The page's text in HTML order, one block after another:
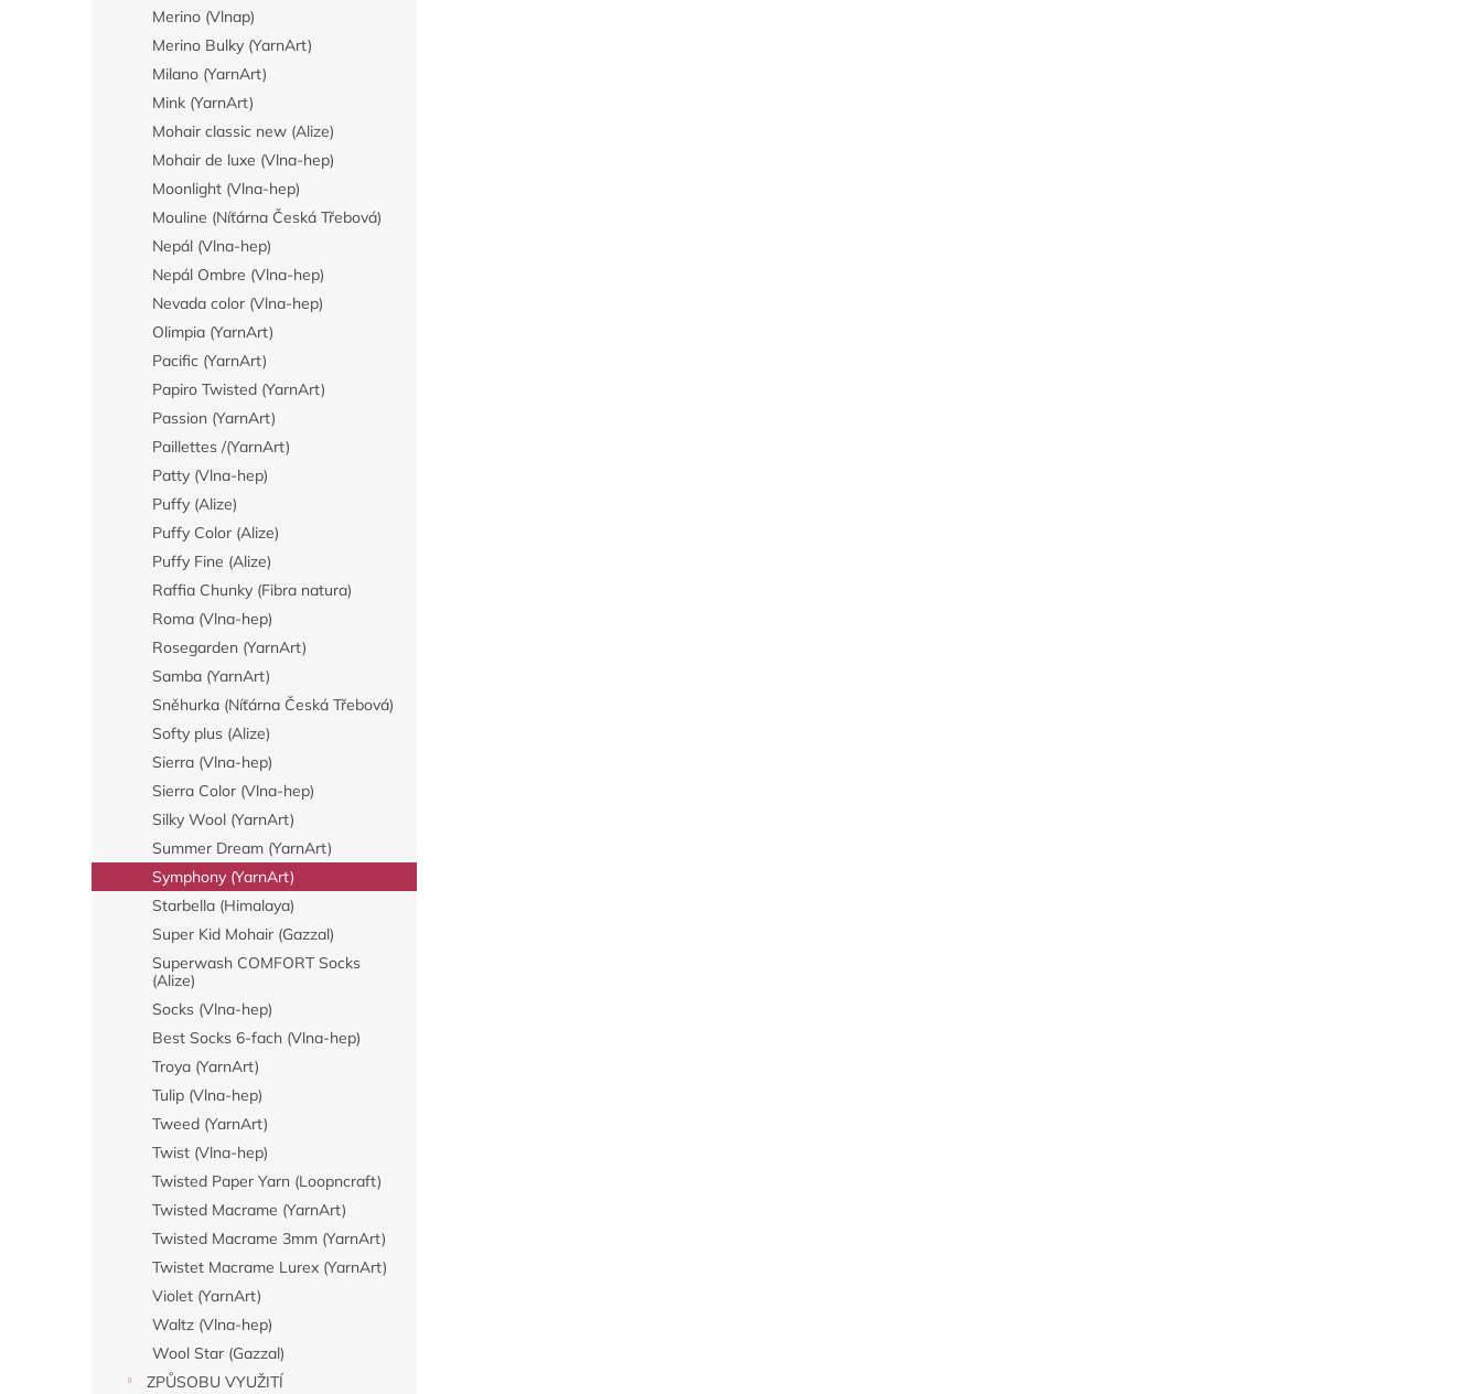
Merino (Vlnap)
Merino Bulky (YarnArt)
Milano (YarnArt)
Mink (YarnArt)
Mohair classic new (Alize)
Mohair de luxe (Vlna-hep)
Moonlight (Vlna-hep)
Mouline (Níťárna Česká Třebová)
Nepál (Vlna-hep)
Nepál Ombre (Vlna-hep)
Nevada color (Vlna-hep)
Olimpia (YarnArt)
Pacific (YarnArt)
Papiro Twisted (YarnArt)
Passion (YarnArt)
Paillettes /(YarnArt)
Patty (Vlna-hep)
Puffy (Alize)
Puffy Color (Alize)
Puffy Fine (Alize)
Raffia Chunky (Fibra natura)
Roma (Vlna-hep)
Rosegarden (YarnArt)
Samba (YarnArt)
Sněhurka (Níťárna Česká Třebová)
Softy plus (Alize)
Sierra (Vlna-hep)
Sierra Color (Vlna-hep)
Silky Wool (YarnArt)
Summer Dream (YarnArt)
Symphony (YarnArt)
Starbella (Himalaya)
Super Kid Mohair (Gazzal)
Superwash COMFORT Socks
(Alize)
Socks (Vlna-hep)
Best Socks 6-fach (Vlna-hep)
Troya (YarnArt)
Tulip (Vlna-hep)
Tweed (YarnArt)
Twist (Vlna-hep)
Twisted Paper Yarn (Loopncraft)
Twisted Macrame (YarnArt)
Twisted Macrame 3mm (YarnArt)
Twistet Macrame Lurex (YarnArt)
Violet (YarnArt)
Waltz (Vlna-hep)
Wool Star (Gazzal)
ZPŮSOBU VYUŽITÍ